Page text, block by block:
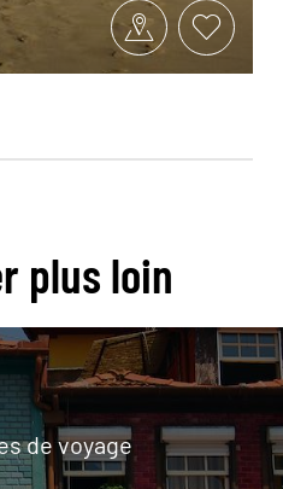
plus loin
de voyage